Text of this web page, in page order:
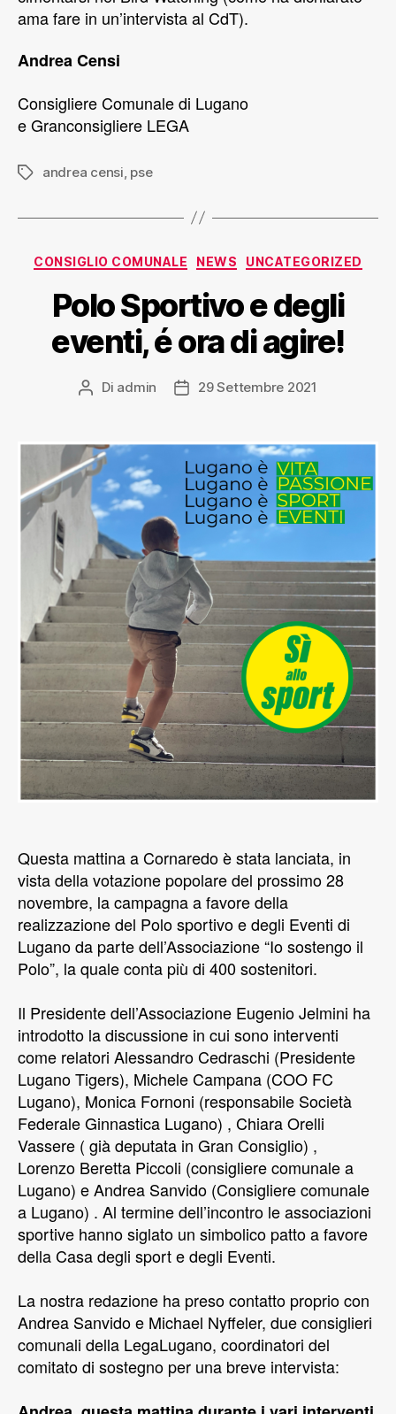
ama fare in un’intervista al CdT).
Andrea Censi
Consigliere Comunale di Lugano
e Granconsigliere LEGA
andrea censi, pse
CONSIGLIO COMUNALE NEWS UNCATEGORIZED
Polo Sportivo e degli
eventi, é ora di agire!
Di admin 29 Settembre 2021
Questa mattina a Cornaredo è stata lanciata, in
vista della votazione popolare del prossimo 28
novembre, la campagna a favore della
realizzazione del Polo sportivo e degli Eventi di
Lugano da parte dell’Associazione “Io sostengo il
Polo”, la quale conta più di 400 sostenitori.
Il Presidente dell’Associazione Eugenio Jelmini ha
introdotto la discussione in cui sono interventi
come relatori Alessandro Cedraschi (Presidente
Lugano Tigers), Michele Campana (COO FC
Lugano), Monica Fornoni (responsabile Società
Federale Ginnastica Lugano) , Chiara Orelli
Vassere ( già deputata in Gran Consiglio) ,
Lorenzo Beretta Piccoli (consigliere comunale a
Lugano) e Andrea Sanvido (Consigliere comunale
a Lugano) . Al termine dell’incontro le associazioni
sportive hanno siglato un simbolico patto a favore
della Casa degli sport e degli Eventi.
La nostra redazione ha preso contatto proprio con
Andrea Sanvido e Michael Nyffeler, due consiglieri
comunali della LegaLugano, coordinatori del
comitato di sostegno per una breve intervista: